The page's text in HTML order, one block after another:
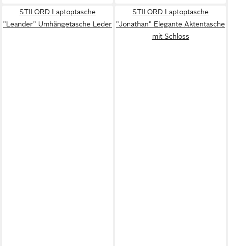
STILORD Laptoptasche
"Leander" Umhängetasche Leder
STILORD Laptoptasche
"Jonathan" Elegante Aktentasche
mit Schloss